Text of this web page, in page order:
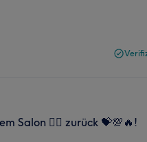
Salon 💇‍♀️ zurück 💝💯🔥!